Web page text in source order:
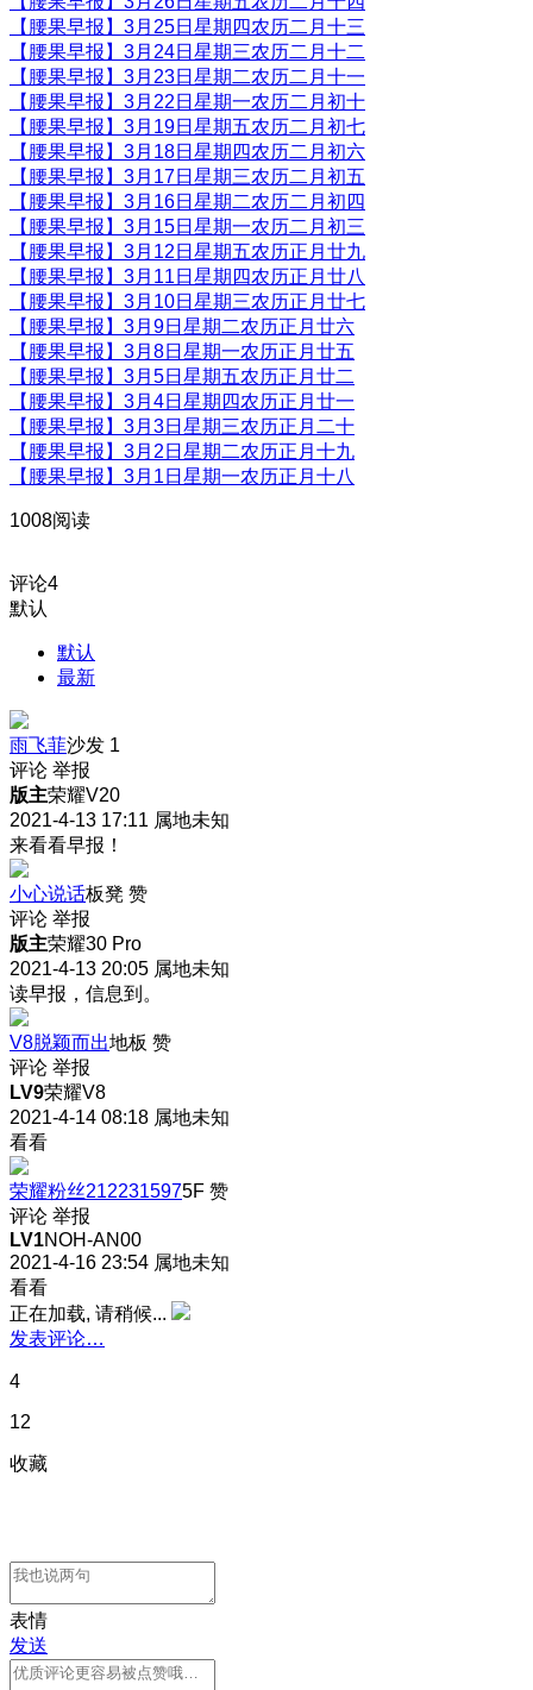
【腰果早报】3月25日星期四农历二月十三
【腰果早报】3月24日星期三农历二月十二
【腰果早报】3月23日星期二农历二月十一
【腰果早报】3月22日星期一农历二月初十
【腰果早报】3月19日星期五农历二月初七
【腰果早报】3月18日星期四农历二月初六
【腰果早报】3月17日星期三农历二月初五
【腰果早报】3月16日星期二农历二月初四
【腰果早报】3月15日星期一农历二月初三
【腰果早报】3月12日星期五农历正月廿九
【腰果早报】3月11日星期四农历正月廿八
【腰果早报】3月10日星期三农历正月廿七
【腰果早报】3月9日星期二农历正月廿六
【腰果早报】3月8日星期一农历正月廿五
【腰果早报】3月5日星期五农历正月廿二
【腰果早报】3月4日星期四农历正月廿一
【腰果早报】3月3日星期三农历正月二十
【腰果早报】3月2日星期二农历正月十九
【腰果早报】3月1日星期一农历正月十八
1008阅读
评论4
默认
默认
最新
雨飞菲沙发 1
评论 举报
版主荣耀V20
2021-4-13 17:11 属地未知
来看看早报！
小心说话板凳 赞
评论 举报
版主荣耀30 Pro
2021-4-13 20:05 属地未知
读早报，信息到。
V8脱颖而出地板 赞
评论 举报
LV9荣耀V8
2021-4-14 08:18 属地未知
看看
荣耀粉丝2122315975F 赞
评论 举报
LV1NOH-AN00
2021-4-16 23:54 属地未知
看看
正在加载, 请稍候...
发表评论…
4
12
收藏
表情
发送